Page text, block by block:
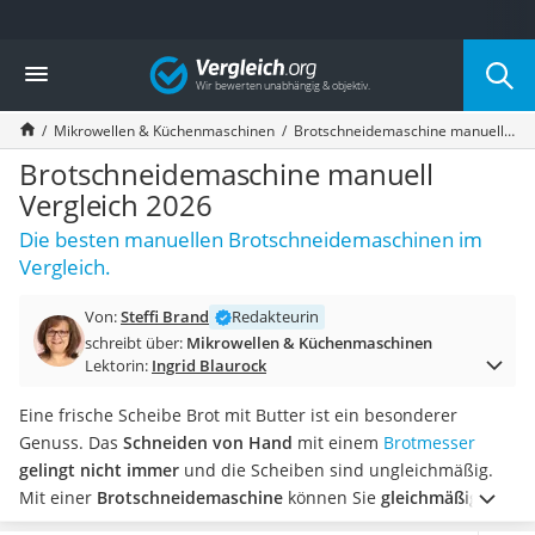
Die beliebtesten Vergleiche nach Kategorie
Haushalt
Wassersprudler
Zentralstaubsauger
Brotbackautomat
Wischroboter
Wäschespinne
Industriestaubsauger
Spülmaschinentabs
Eierkocher
AEG-Waschmaschine
Saug-Wisch-Roboter
Handstaubsauger
Milchaufschäumer
Kondenstrockner
Reiskocher
Heißwasserspender
Vergleich
Mikrowellen & Küchenmaschinen Brotschneidemaschine manuell Vergleich 2026
Brotschneidemaschine manuell
Vergleich 2026
Die besten manuellen Brotschneidemaschinen im
Vergleich.
Von:Steffi Brand
Redakteurin
schreibt über: Mikrowellen & Küchenmaschinen
Lektorin: Ingrid Blaurock
Eine frische Scheibe Brot mit Butter ist ein besonderer
Genuss. Das Schneiden von Hand mit einem Brotmesser
gelingt nicht immer und die Scheiben sind ungleichmäßig.
Mit einer Brotschneidemaschine können Sie gleichmäßige
Brotscheibenabschneiden, die stets die gewünschte Dicke